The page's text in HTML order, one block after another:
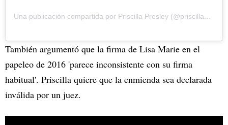
Una publicación compartida por Priscilla Presley (@priscillapresley)
También argumentó que la firma de Lisa Marie en el
papeleo de 2016 'parece inconsistente con su firma
habitual'. Priscilla quiere que la enmienda sea declarada
inválida por un juez.